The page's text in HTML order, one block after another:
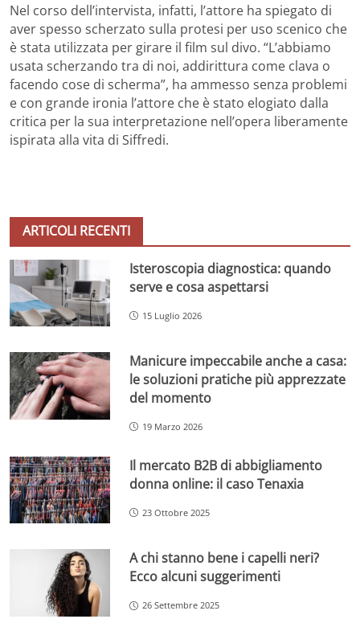
Nel corso dell’intervista, infatti, l’attore ha spiegato di
aver spesso scherzato sulla protesi per uso scenico che
è stata utilizzata per girare il film sul divo. “L’abbiamo
usata scherzando tra di noi, addirittura come clava o
facendo cose di scherma”, ha ammesso senza problemi
e con grande ironia l’attore che è stato elogiato dalla
critica per la sua interpretazione nell’opera liberamente
ispirata alla vita di Siffredi.
ARTICOLI RECENTI
Isteroscopia diagnostica: quando
serve e cosa aspettarsi
15 Luglio 2026
Manicure impeccabile anche a casa:
le soluzioni pratiche più apprezzate
del momento
19 Marzo 2026
Il mercato B2B di abbigliamento
donna online: il caso Tenaxia
23 Ottobre 2025
A chi stanno bene i capelli neri?
Ecco alcuni suggerimenti
26 Settembre 2025